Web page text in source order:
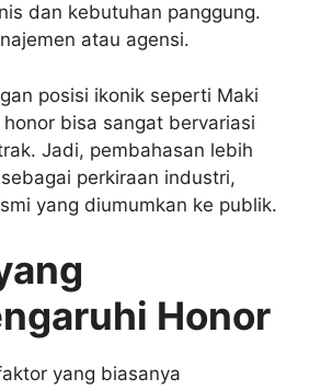
dan kebutuhan panggung.
atau agensi.
posisi ikonik seperti Maki
bisa sangat bervariasi
Jadi, pembahasan lebih
perkiraan industri,
yang diumumkan ke publik.
Honor
yang biasanya